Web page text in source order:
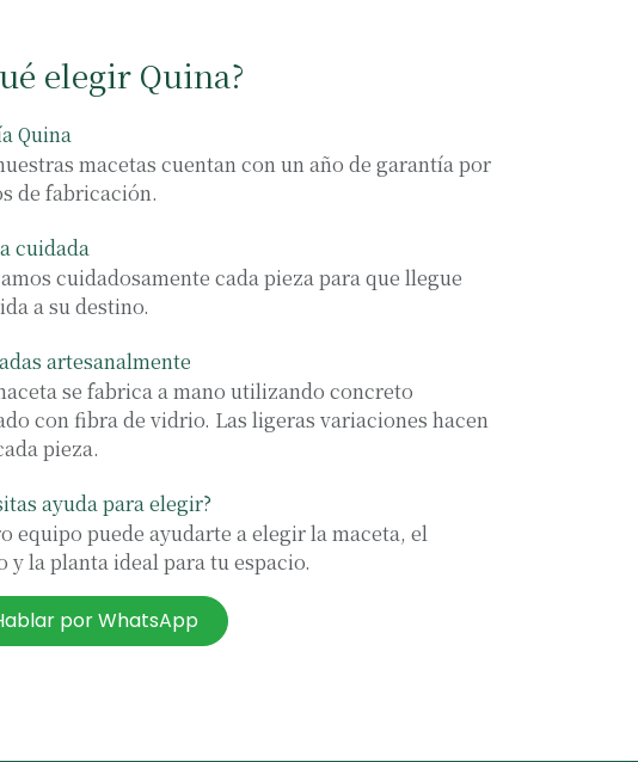
elegir Quina?
Quina
macetas cuentan con un año de garantía por
de fabricación.
cuidada
cuidadosamente cada pieza para que llegue
a su destino.
artesanalmente
se fabrica a mano utilizando concreto
con fibra de vidrio. Las ligeras variaciones hacen
pieza.
ayuda para elegir?
equipo puede ayudarte a elegir la maceta, el
y la planta ideal para tu espacio.
por WhatsApp